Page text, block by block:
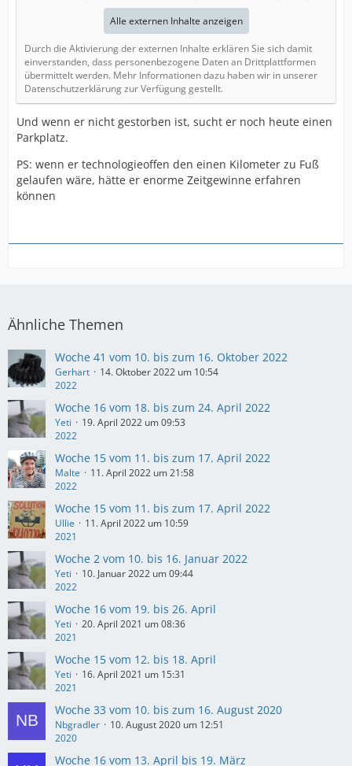
Alle externen Inhalte anzeigen
Durch die Aktivierung der externen Inhalte erklären Sie sich damit
einverstanden, dass personenbezogene Daten an Drittplattformen
übermittelt werden. Mehr Informationen dazu haben wir in unserer
Datenschutzerklärung zur Verfügung gestellt.
Und wenn er nicht gestorben ist, sucht er noch heute einen
Parkplatz.
PS: wenn er technologieoffen den einen Kilometer zu Fuß
gelaufen wäre, hätte er enorme Zeitgewinne erfahren
können
Ähnliche Themen
Woche 41 vom 10. bis zum 16. Oktober 2022
Gerhart
14. Oktober 2022 um 10:54
2022
Woche 16 vom 18. bis zum 24. April 2022
Yeti
19. April 2022 um 09:53
2022
Woche 15 vom 11. bis zum 17. April 2022
Malte
11. April 2022 um 21:58
2022
Woche 15 vom 11. bis zum 17. April 2022
Ullie
11. April 2022 um 10:59
2021
Woche 2 vom 10. bis 16. Januar 2022
Yeti
10. Januar 2022 um 09:44
2022
Woche 16 vom 19. bis 26. April
Yeti
20. April 2021 um 08:36
2021
Woche 15 vom 12. bis 18. April
Yeti
16. April 2021 um 15:31
2021
Woche 33 vom 10. bis zum 16. August 2020
Nbgradler
10. August 2020 um 12:51
2020
Woche 16 vom 13. April bis 19. März